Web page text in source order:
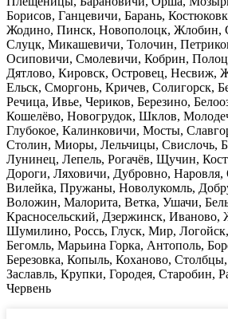
Борисов, Ганцевичи, Барань,
Жодино, Пинск, Новополоцк, Жлобин,
Слуцк, Микашевичи, Толочин,
Осиповичи, Смолевичи, Кобрин,
Дятлово, Кировск, Островец, Несвиж,
Ельск, Сморгонь, Кричев, Солигорск,
Речица, Ивье, Чериков, Березино,
Кошелёво, Новогрудок, Шклов,
Глубокое, Калинковичи, Мосты,
Столин, Миоры, Лельчицы, Свислочь,
Лунинец, Лепель, Рогачёв, Щучин,
Дороги, Ляховичи, Дубровно,
Вилейка, Пружаны, Новолукомль,
Воложин, Малорита, Ветка, Ушачи,
Красносельский, Дзержинск, Иваново,
Шумилино, Россь, Глуск, Мир,
Бегомль, Марьина Горка, Антополь,
Березовка, Копыль, Коханово,
Заславль, Крупки, Городея, Старобин,
Червень